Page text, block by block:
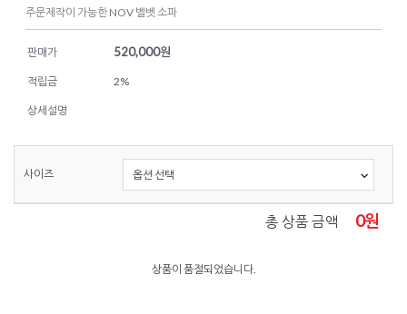
주문제작이 가능한 NOV 벨벳 소파
판매가 520,000원
적립금 2%
상세설명
사이즈
총 상품 금액 0원
상품이 품절되었습니다.